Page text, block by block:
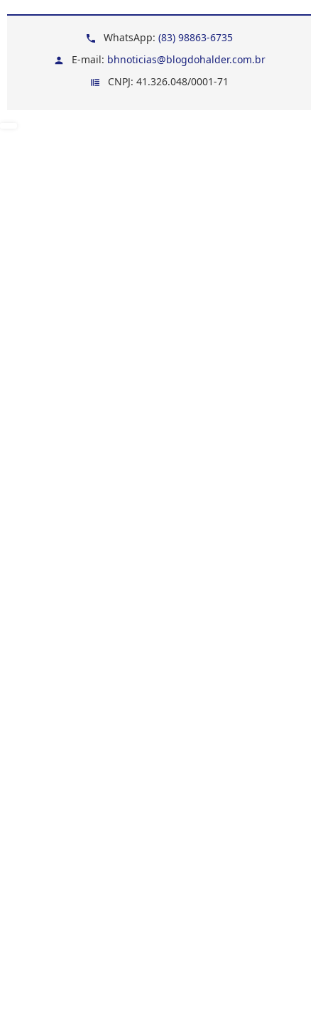
WhatsApp: (83) 98863-6735
E-mail: bhnoticias@blogdohalder.com.br
CNPJ: 41.326.048/0001-71